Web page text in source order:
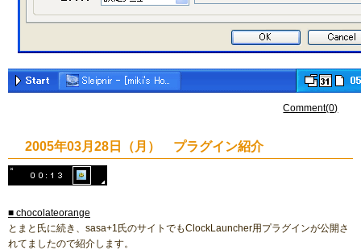
Comment(0)
2005年03月28日（月） プラグイン紹介
■ chocolateorange
とまと氏に続き、sasa+1氏のサイトでもClockLauncher用プラグインが公開さ
れてましたので紹介します。